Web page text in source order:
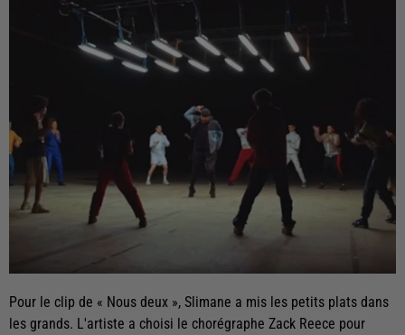
Pour le clip de « Nous deux », Slimane a mis les petits plats dans
les grands. L'artiste a choisi le chorégraphe Zack Reece pour